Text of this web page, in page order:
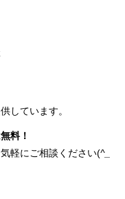
しています。
料！
軽にご相談ください(^_